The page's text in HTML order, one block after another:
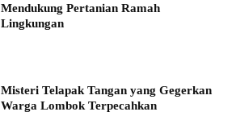
Mendukung Pertanian Ramah
Lingkungan
Misteri Telapak Tangan yang Gegerkan
Warga Lombok Terpecahkan